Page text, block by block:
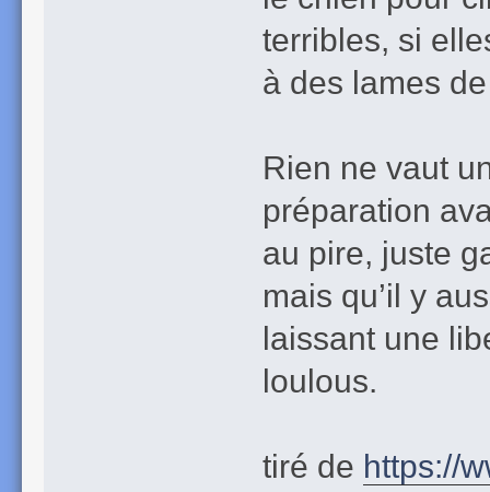
terribles, si
à des lames
Rien ne vaut
préparation
au pire, juste
mais qu’il y
laissant une
loulous.
tiré de https://